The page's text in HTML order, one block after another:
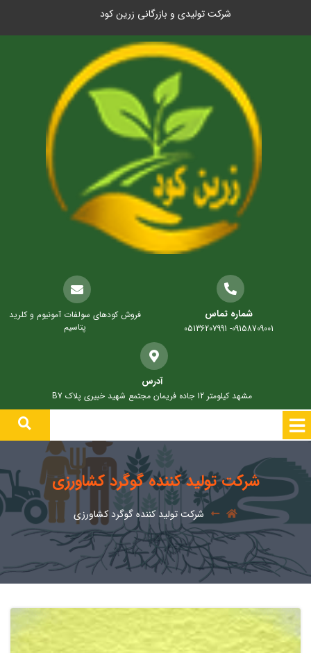
شرکت تولیدی و بازرگانی زرین کود
شماره تماس
09158709001- 05136207991
فروش کودهای سولفات آمونیوم و کلرید
پتاسیم
آدرس
مشهد کیلومتر 12 جاده فریمان مجتمع شهید خبیری پلاک B7
شرکت تولید کننده گوگرد کشاورزی
شرکت تولید کننده گوگرد کشاورزی